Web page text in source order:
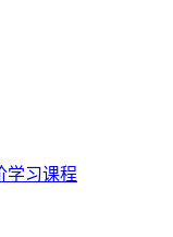
学习课程